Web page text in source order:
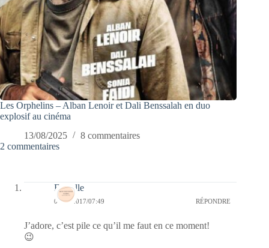
Les Orphelins – Alban Lenoir et Dali Benssalah en duo
explosif au cinéma
13/08/2025
8 commentaires
2 commentaires
Esthelle
01/11/2017/07:49 RÉPONDRE
J’adore, c’est pile ce qu’il me faut en ce moment!
😉